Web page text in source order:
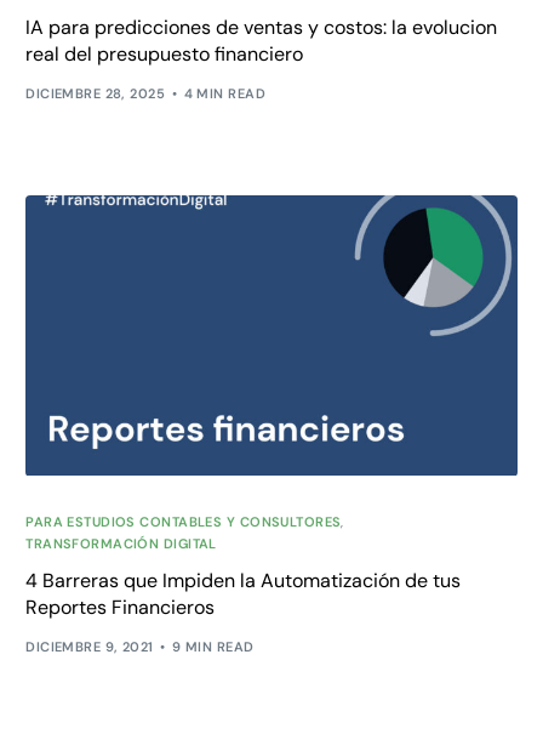
IA para predicciones de ventas y costos: la evolucion
real del presupuesto financiero
DICIEMBRE 28, 2025 4 MIN READ
PARA ESTUDIOS CONTABLES Y CONSULTORES
TRANSFORMACIÓN DIGITAL
4 Barreras que Impiden la Automatización de tus
Reportes Financieros
DICIEMBRE 9, 2021 9 MIN READ